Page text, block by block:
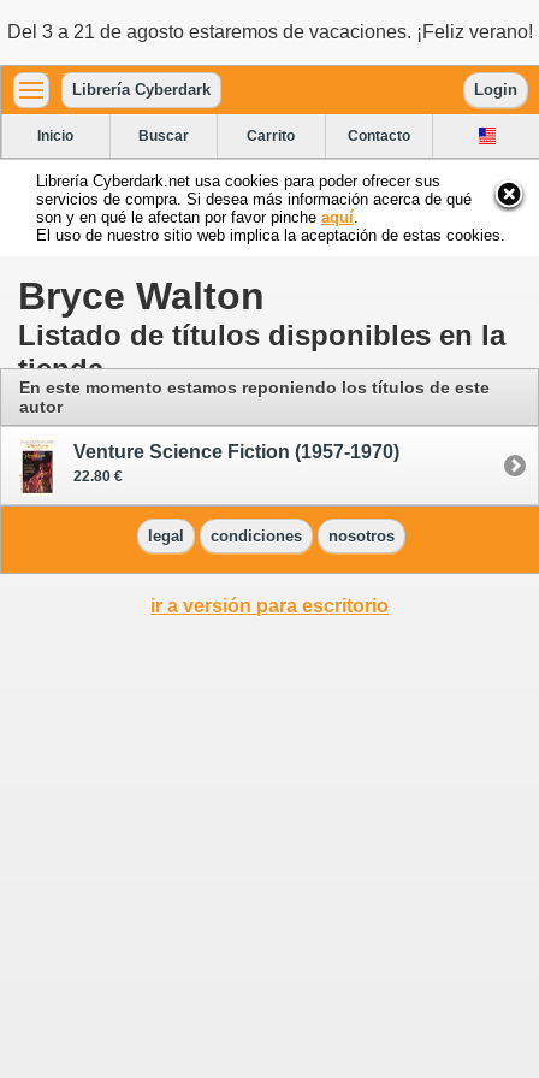
Del 3 a 21 de agosto estaremos de vacaciones. ¡Feliz verano!
Librería Cyberdark Login
Inicio Buscar Carrito Contacto
Librería Cyberdark.net usa cookies para poder ofrecer sus
servicios de compra. Si desea más información acerca de qué
son y en qué le afectan por favor pinche aquí
El uso de nuestro sitio web implica la aceptación de estas cookies.
Bryce Walton
Listado de títulos disponibles en la
tienda
En este momento estamos reponiendo los títulos de este
autor
Venture Science Fiction (1957-1970)
22.80 €
legal condiciones nosotros
ir a versión para escritorio